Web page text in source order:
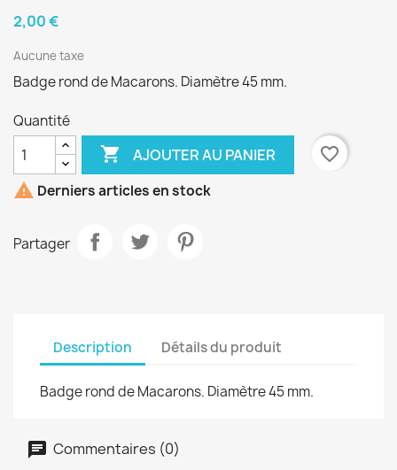
2,00 €
Aucune taxe
Badge rond de Macarons. Diamètre 45 mm.
Quantité
 AJOUTER AU PANIER
favorite_border
 Derniers articles en stock
Partager
Description Détails du produit
Badge rond de Macarons. Diamètre 45 mm.
Commentaires (0)